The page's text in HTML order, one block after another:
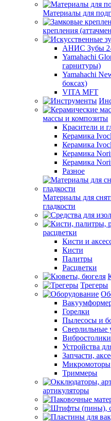
Материалы для
крепления
АНИС Зубы 2-
Yamahachi
гарнитуры)
Yamahachi
боксах)
VITA MFT
массы и композиты
Красители и
Керамика
Керамика
Керамика
Керамика
Разное
Материалы для
гладкости
расцветки
Кисти и
Кисти
Палитры
Расцветки
Трегеры
Горелки
Пылесосы и
Сверлильные
Вибростолики
Устройства
Запчасти,
Микромоторы
Триммеры
артикуляторы